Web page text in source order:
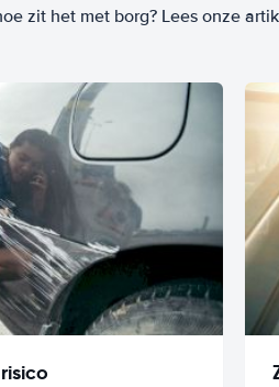
zit het met borg? Lees onze